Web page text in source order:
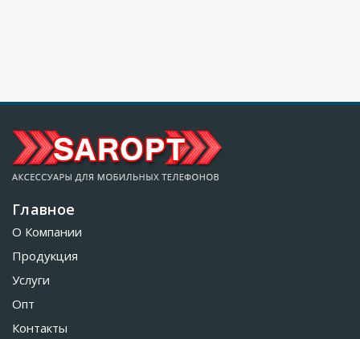
Главное
О Компании
Продукция
Услуги
Опт
Контакты